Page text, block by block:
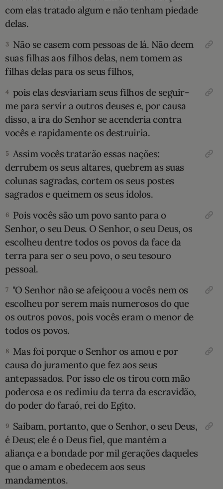
ESTUDOS BÍBLICOS
ESBOÇOS DE PREGAÇÃO
TEMAS
PERGUNTE À BÍBLIA
TERMO BÍBLICO JOGOS
QUEM SOMOS
LOJA BÍBLIAON
com elas tratado algum e não tenham piedade
delas.
3 Não se casem com pessoas de lá. Não deem
suas filhas aos filhos delas, nem tomem as
filhas delas para os seus filhos,
4 pois elas desviariam seus filhos de seguir-
me para servir a outros deuses e, por causa
disso, a ira do Senhor se acenderia contra
vocês e rapidamente os destruiria.
5 Assim vocês tratarão essas nações:
derrubem os seus altares, quebrem as suas
colunas sagradas, cortem os seus postes
sagrados e queimem os seus ídolos.
6 Pois vocês são um povo santo para o
Senhor, o seu Deus. O Senhor, o seu Deus, os
escolheu dentre todos os povos da face da
terra para ser o seu povo, o seu tesouro
pessoal.
7 "O Senhor não se afeiçoou a vocês nem os
escolheu por serem mais numerosos do que
os outros povos, pois vocês eram o menor de
todos os povos.
8 Mas foi porque o Senhor os amou e por
causa do juramento que fez aos seus
antepassados. Por isso ele os tirou com mão
poderosa e os redimiu da terra da escravidão,
do poder do faraó, rei do Egito.
9 Saibam, portanto, que o Senhor, o seu Deus,
é Deus; ele é o Deus fiel, que mantém a
aliança e a bondade por mil gerações daqueles
que o amam e obedecem aos seus
mandamentos.